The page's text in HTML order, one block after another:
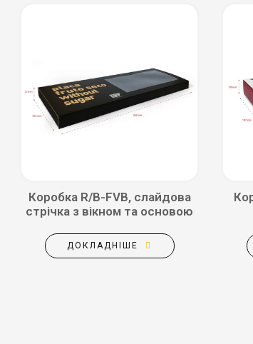
Коробка R/B-FVB, слайдова
стрічка з вікном та основою
ДОКЛАДНІШЕ